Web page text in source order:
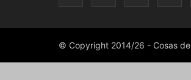
© Copyright 2014/26 - Cosas